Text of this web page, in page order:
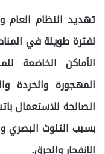
تهديد النظام العام
لفترة طويلة في
الأماكن الخاضعة
المهجورة والخردة
الصالحة للاستعمال
بسبب التلوث البصري
الانفجار والحرق.